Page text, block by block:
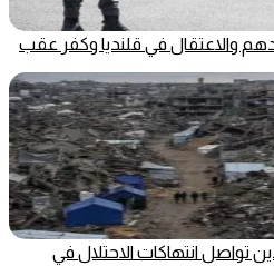
والاعتقال في قلنديا وكفر عقب
تواصل انتهاكات الاحتلال في